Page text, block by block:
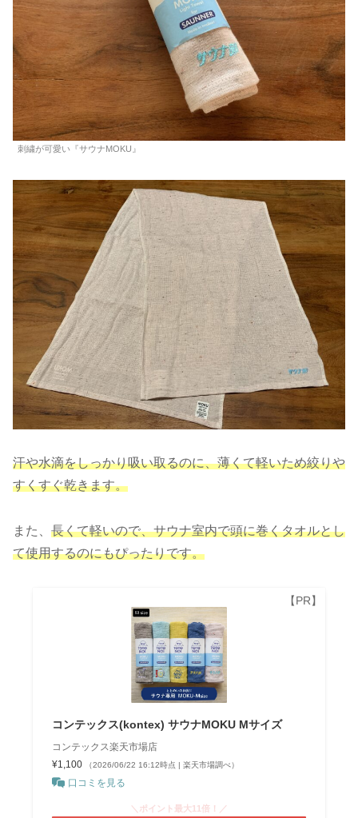
刺繍が可愛い『サウナMOKU』
汗や水滴をしっかり吸い取るのに、薄くて軽いため絞りや
すくすぐ乾きます。
また、 長くて軽いので、サウナ室内で頭に巻くタオルとし
て使用するのにもぴったりです。
コンテックス(kontex) サウナMOKU Mサイズ
コンテックス楽天市場店
¥1,100
（2026/06/22 16:12時点 | 楽天市場調べ）
口コミを見る
＼ポイント最大11倍！／